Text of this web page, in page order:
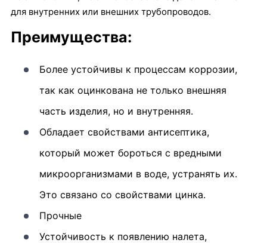
для внутренних или внешних трубопроводов.
Преимущества:
Более устойчивы к процессам коррозии,
так как оцинкована не только внешняя
часть изделия, но и внутренняя.
Обладает свойствами антисептика,
который может бороться с вредными
микроорганизмами в воде, устранять их.
Это связано со свойствами цинка.
Прочные
Устойчивость к появлению налета,